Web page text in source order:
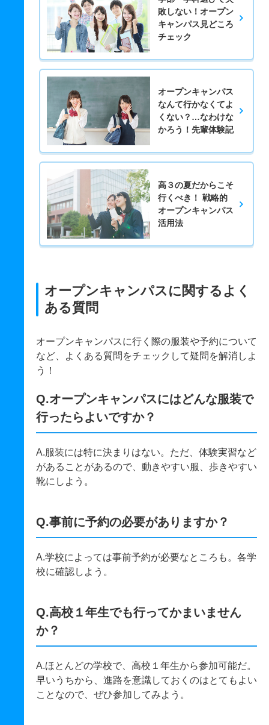
敗しない！オープン
キャンパス見どころ
チェック
オープンキャンパス
なんて行かなくてよ
くない？…なわけな
かろう！先輩体験記
高３の夏だからこそ
行くべき！ 戦略的
オープンキャンパス
活用法
オープンキャンパスに関するよく
ある質問
オープンキャンパスに行く際の服装や予約について
など、よくある質問をチェックして疑問を解消しよ
う！
Q.オープンキャンパスにはどんな服装で
行ったらよいですか？
A.服装には特に決まりはない。ただ、体験実習など
があることがあるので、動きやすい服、歩きやすい
靴にしよう。
Q.事前に予約の必要がありますか？
A.学校によっては事前予約が必要なところも。各学
校に確認しよう。
Q.高校１年生でも行ってかまいません
か？
A.ほとんどの学校で、高校１年生から参加可能だ。
早いうちから、進路を意識しておくのはとてもよい
ことなので、ぜひ参加してみよう。